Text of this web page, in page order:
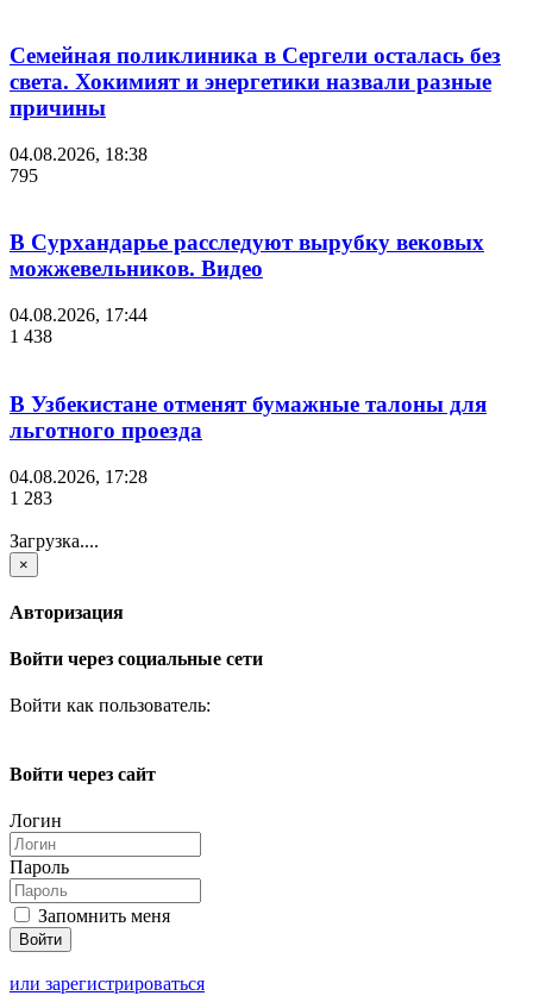
Семейная поликлиника в Сергели осталась без
света. Хокимият и энергетики назвали разные
причины
04.08.2026, 18:38
795
В Сурхандарье расследуют вырубку вековых
можжевельников. Видео
04.08.2026, 17:44
1 438
В Узбекистане отменят бумажные талоны для
льготного проезда
04.08.2026, 17:28
1 283
Загрузка....
×
Авторизация
Войти через социальные сети
Войти как пользователь:
Войти через сайт
Логин
Пароль
Запомнить меня
или зарегистрироваться